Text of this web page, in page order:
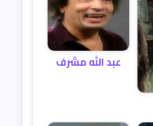
عبد الله مشرف